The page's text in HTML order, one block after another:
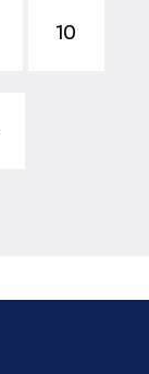
10